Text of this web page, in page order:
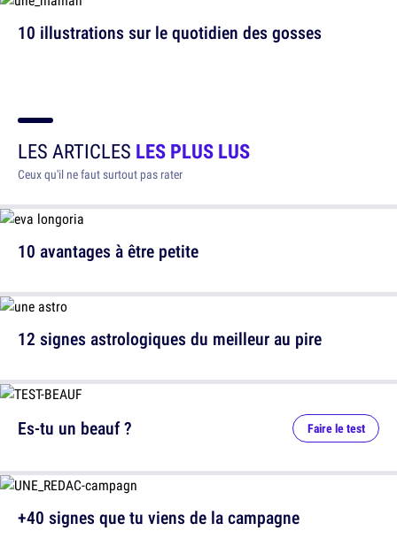
10 illustrations sur le quotidien des gosses
LES ARTICLES LES PLUS LUS
Ceux qu'il ne faut surtout pas rater
10 avantages à être petite
12 signes astrologiques du meilleur au pire
Es-tu un beauf ? Faire le test
+40 signes que tu viens de la campagne